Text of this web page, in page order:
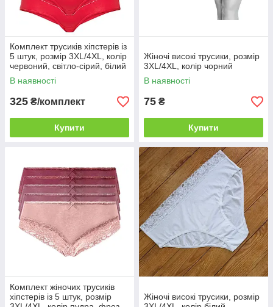
Комплект трусиків хіпстерів із
5 штук, розмір 3XL/4XL, колір
червоний, світло-сірий, білий
В наявності
325 ₴/комплект
Купити
Жіночі високі трусики, розмір
3XL/4XL, колір чорний
В наявності
75 ₴
Купити
Комплект жіночих трусиків
хіпстерів із 5 штук, розмір
Жіночі високі трусики, розмір